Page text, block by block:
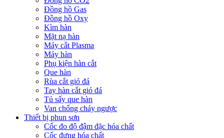
Đồng hồ Gas
Đồng hồ Oxy
Kìm hàn
Mặt nạ hàn
Máy cắt Plasma
Máy hàn
Phụ kiện hàn cắt
Que hàn
Rùa cắt gió đá
Tay hàn cắt gió đá
Tủ sấy que hàn
Van chống cháy ngược
Thiết bị phun sơn
Cốc đo độ đậm đặc hóa chất
Cốc đựng hóa chất